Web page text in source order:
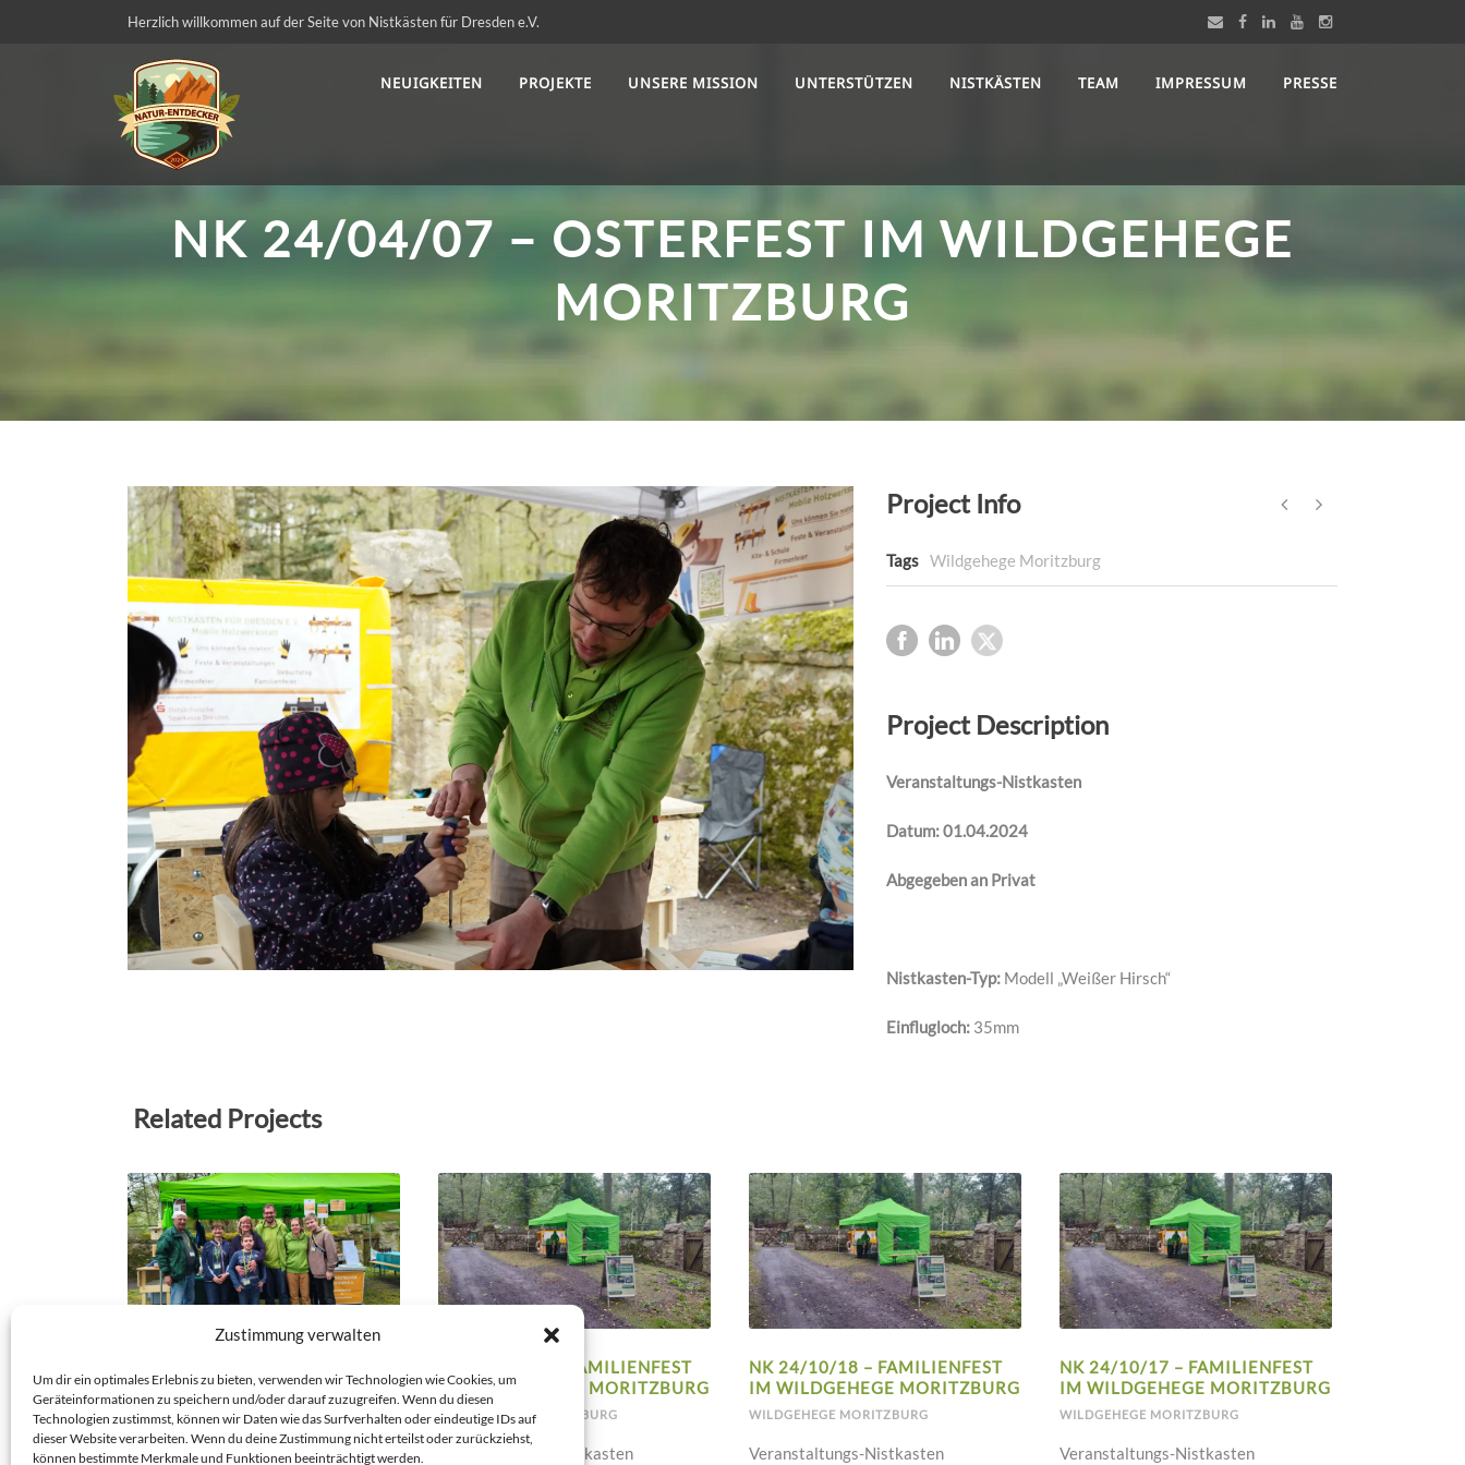
Zustimmung verwalten
Um dir ein optimales Erlebnis zu bieten, verwenden wir Technologien wie Cookies, um
Geräteinformationen zu speichern und/oder darauf zuzugreifen. Wenn du diesen
Technologien zustimmst, können wir Daten wie das Surfverhalten oder eindeutige IDs auf
dieser Website verarbeiten. Wenn du deine Zustimmung nicht erteilst oder zurückziehst,
können bestimmte Merkmale und Funktionen beeinträchtigt werden.
Herzlich willkommen auf der Seite von Nistkästen für Dresden e.V.
NEUIGKEITEN PROJEKTE UNSERE MISSION UNTERSTÜTZEN NISTKÄSTEN TEAM IMPRESSUM PRESSE
NK 24/04/07 – OSTERFEST IM WILDGEHEGE
MORITZBURG
Project Info
Tags Wildgehege Moritzburg
Project Description
Veranstaltungs-Nistkasten
Datum: 01.04.2024
Abgegeben an Privat
Nistkasten-Typ: Modell „Weißer Hirsch“
Einflugloch: 35mm
Related Projects
WILDGEHEGE MORITZBURG
WILDGEHEGE MORITZBURG
Veranstaltungs-Nistkasten
NK 24/10/19 – FAMILIENFEST
IM WILDGEHEGE MORITZBURG
WILDGEHEGE MORITZBURG
Veranstaltungs-Nistkasten
NK 24/10/18 – FAMILIENFEST
IM WILDGEHEGE MORITZBURG
WILDGEHEGE MORITZBURG
Veranstaltungs-Nistkasten
NK 24/10/17 – FAMILIENFEST
IM WILDGEHEGE MORITZBURG
WILDGEHEGE MORITZBURG
Veranstaltungs-Nistkasten